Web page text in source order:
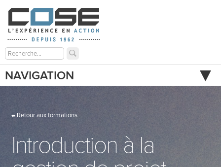
NAVIGATION
Retour aux formations
Introduction à la